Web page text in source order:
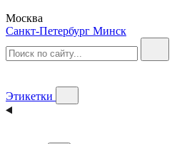
Москва
Санкт-Петербург Минск
Этикетки